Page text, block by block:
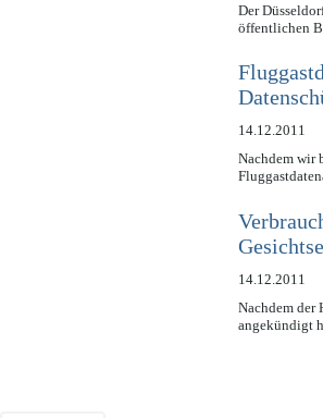
Der
öffentlichen
14.12.2011
Nachdem wir
14.12.2011
Nachdem der
angekündigt